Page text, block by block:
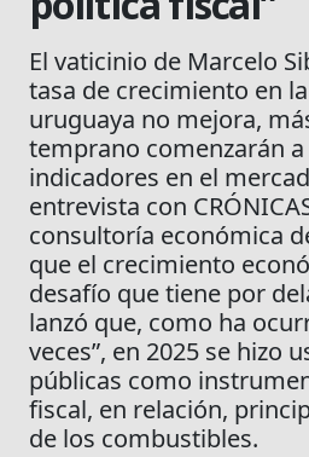
El vaticinio de Marcelo
tasa de crecimiento en
uruguaya no mejora,
temprano comenzarán
indicadores en el
entrevista con
consultoría económica
que el crecimiento
desafío que tiene por
lanzó que, como ha
veces”, en 2025 se hizo
públicas como
fiscal, en relación,
de los combustibles.